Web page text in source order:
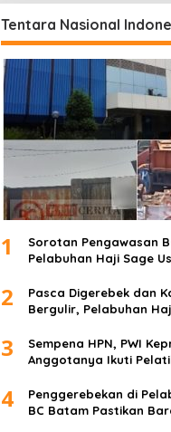
Tentara Nasional
1
Sorotan Pengawasan
Pelabuhan Haji Sage
2
Pasca Digerebek dan
Bergulir, Pelabuhan
Dipertanyakan
3
Sempena HPN, PWI
Anggotanya Ikuti
4
Penggerebekan di
BC Batam Pastikan